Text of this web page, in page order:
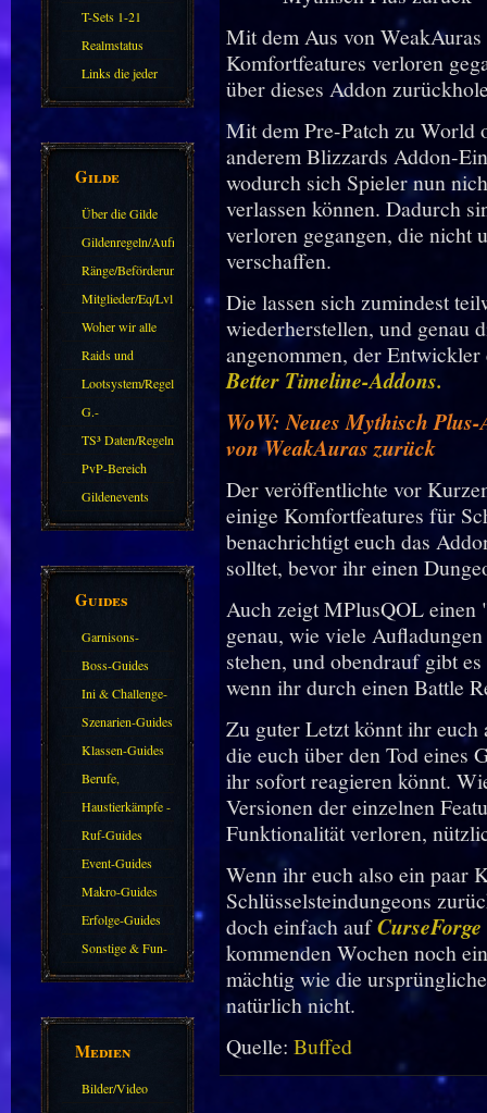
11.X
T-Sets 1-21
Realmstatus
Links die jeder
kennen sollte?!
Gilde
Über die Gilde
(DAW)
Gildenregeln/Aufnahme
Ränge/Beförderungen
Mitglieder/Eq/Lvl
Woher wir alle
kommen.
Raids und
Zubehör
Lootsystem/Regeln
G.-
Sparkasse/Goldleihen
TS³ Daten/Regeln
PvP-Bereich
Gildenevents
Guides
Garnisons-
Guides
Boss-Guides
Ini & Challenge-
Guides
Szenarien-Guides
Klassen-Guides
Berufe,
Farmkarten und
Haustiere
Haustierkämpfe -
Guide
Ruf-Guides
Event-Guides
Makro-Guides
Erfolge-Guides
Sonstige & Fun-
Guides
Medien
Bilder/Video
Mit dem Aus von
Komfortfeatures verloren
über dieses Addon
Mit dem Pre-Patch zu
anderem Blizzards Addon-
wodurch sich Spieler nun
verlassen können. Dadurch
verloren gegangen, die nicht
verschaffen.
Die lassen sich zumindest
wiederherstellen, und genau
angenommen, der
Better Timeline-Addons.
WoW: Neues Mythisch
von WeakAuras zurück
Der veröffentlichte vor
einige Komfortfeatures für
benachrichtigt euch das
solltet, bevor ihr einen
Auch zeigt MPlusQOL einen
genau, wie viele
stehen, und obendrauf gibt
wenn ihr durch einen Battle
Zu guter Letzt könnt ihr euch
die euch über den Tod eines
ihr sofort reagieren könnt.
Versionen der einzelnen
Funktionalität verloren,
Wenn ihr euch also ein paar
Schlüsselsteindungeons
doch einfach aufCurseForge
kommenden Wochen noch
mächtig wie die
natürlich nicht.
Quelle: Buffed